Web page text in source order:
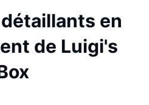
en
de Luigi's